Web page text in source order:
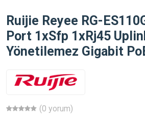
Ruijie Reyee RG-
Port 1xSfp 1xRj45
Yönetilemez Gigabit
(0 yorum)